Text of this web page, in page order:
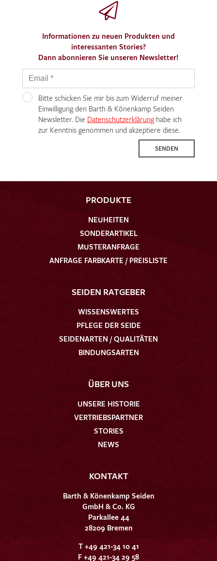
Informationen zu neuen Produkten und
interessanten Stories?
Dann abonnieren Sie unseren Newsletter!
Bitte schicken Sie mir bis zum Widerruf meiner
Einwilligung den Barth & Könenkamp Seiden
Newsletter. Die Datenschutzerklärunghabe ich
zur Kenntnis genommen und akzeptiere diese.
SENDEN
PRODUKTE
NEUHEITEN
SONDERARTIKEL
MUSTERANFRAGE
ANFRAGE FARBKARTE / PREISLISTE
SEIDEN RATGEBER
WISSENSWERTES
PFLEGE DER SEIDE
SEIDENARTEN / QUALITÄTEN
BINDUNGSARTEN
ÜBER UNS
UNSERE HISTORIE
VERTRIEBSPARTNER
STORIES
NEWS
KONTAKT
Barth & Könenkamp Seiden
GmbH & Co. KG
Parkallee 44
28209 Bremen
T +49 421-34 10 41
F +49 421-34 29 58